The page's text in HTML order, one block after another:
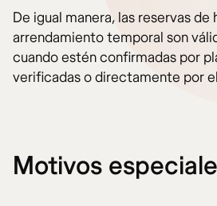
De igual manera, las reservas
arrendamiento temporal son
cuando estén confirmadas por
verificadas o directamente por
Motivos